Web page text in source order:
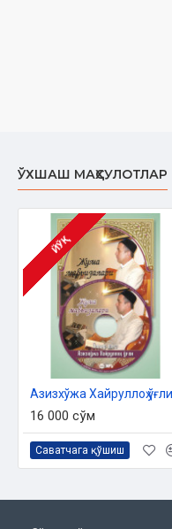
ЎХШАШ МАҲСУЛОТЛАР
ЙЎҚ
16 000 сўм
Саватчага қўшиш